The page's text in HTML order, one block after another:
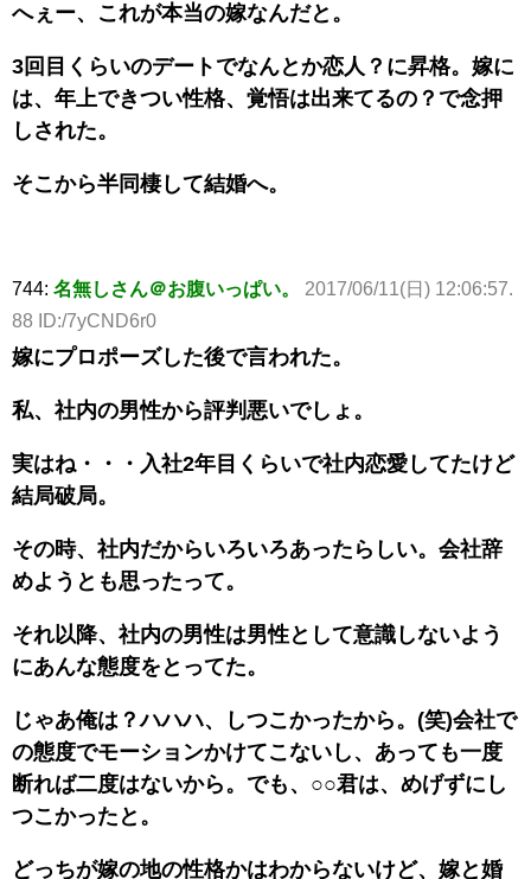
へぇー、これが本当の嫁なんだと。
3回目くらいのデートでなんとか恋人？に昇格。嫁に
は、年上できつい性格、覚悟は出来てるの？で念押
しされた。
そこから半同棲して結婚へ。
744: 名無しさん＠お腹いっぱい。
2017/06/11(日) 12:06:57.
88 ID:/7yCND6r0
嫁にプロポーズした後で言われた。
私、社内の男性から評判悪いでしょ。
実はね・・・入社2年目くらいで社内恋愛してたけど
結局破局。
その時、社内だからいろいろあったらしい。会社辞
めようとも思ったって。
それ以降、社内の男性は男性として意識しないよう
にあんな態度をとってた。
じゃあ俺は？ハハハ、しつこかったから。(笑)会社で
の態度でモーションかけてこないし、あっても一度
断れば二度はないから。でも、○○君は、めげずにし
つこかったと。
どっちが嫁の地の性格かはわからないけど、嫁と婚